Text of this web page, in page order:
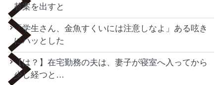
替案を出すと
「学生さん、金魚すくいには注意しなよ」ある呟き
にハッとした
【は？】在宅勤務の夫は、妻子が寝室へ入ってから
少し経つと…